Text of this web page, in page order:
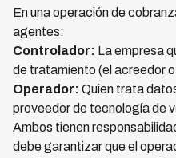
En una operación de
agentes:
Controlador: La empresa
de tratamiento (el acreedor
Operador: Quien trata
proveedor de tecnología de
Ambos tienen
debe garantizar que el